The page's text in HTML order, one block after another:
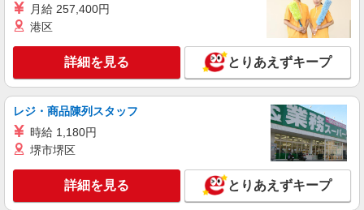
《店長候補生》 アシックスウォーキング 三井アウトレットパーク
木更津店 株式会社StyleAgent
シューズ販売スタッフ/asics WALKING
■契約社員：月給280,000円〜320,000円 □能
力、経験を考慮します 頑張りに応じて昇給の可
能性あり □別途交通費全額支給 □別途役職手当あ
り
千葉県木更津市金田東3-1-1 《asics
WALKING 三井アウトレットパーク木更津店》
詳細を見る
《契》 ケイトスペードキッズ 三井アウトレットパーク木更津店
月給 257,400円
港区
詳細を見る とりあえずキープ
レジ・商品陳列スタッフ
時給 1,180円
堺市堺区
詳細を見る とりあえずキープ